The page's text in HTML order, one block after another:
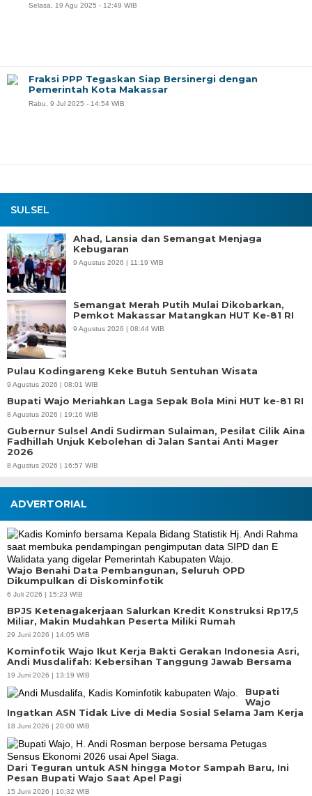
SULSEL
Ahad, Lansia dan Semangat Menjaga
Kebugaran
9 Agustus 2026 | 11:19 WIB
Semangat Merah Putih Mulai Dikobarkan,
Pemkot Makassar Matangkan HUT Ke-81 RI
9 Agustus 2026 | 08:44 WIB
Pulau Kodingareng Keke Butuh Sentuhan Wisata
9 Agustus 2026 | 08:01 WIB
Bupati Wajo Meriahkan Laga Sepak Bola Mini HUT ke-81 RI
8 Agustus 2026 | 19:16 WIB
Gubernur Sulsel Andi Sudirman Sulaiman, Pesilat Cilik Aina
Fadhillah Unjuk Kebolehan di Jalan Santai Anti Mager
2026
8 Agustus 2026 | 16:57 WIB
Selasa, 19 Agu 2025 - 12:49 WIB
Fraksi PPP Tegaskan Siap Bersinergi dengan
Pemerintah Kota Makassar
Rabu, 9 Jul 2025 - 14:54 WIB
ADVERTORIAL
Wajo Benahi Data Pembangunan, Seluruh OPD
Dikumpulkan di Diskominfotik
6 Juli 2026 | 15:23 WIB
BPJS Ketenagakerjaan Salurkan Kredit Konstruksi Rp17,5
Miliar, Makin Mudahkan Peserta Miliki Rumah
29 Juni 2026 | 14:05 WIB
Kominfotik Wajo Ikut Kerja Bakti Gerakan Indonesia Asri,
Andi Musdalifah: Kebersihan Tanggung Jawab Bersama
19 Juni 2026 | 13:19 WIB
Bupati
Wajo
Ingatkan ASN Tidak Live di Media Sosial Selama Jam Kerja
18 Juni 2026 | 20:00 WIB
Dari Teguran untuk ASN hingga Motor Sampah Baru, Ini
Pesan Bupati Wajo Saat Apel Pagi
15 Juni 2026 | 10:32 WIB